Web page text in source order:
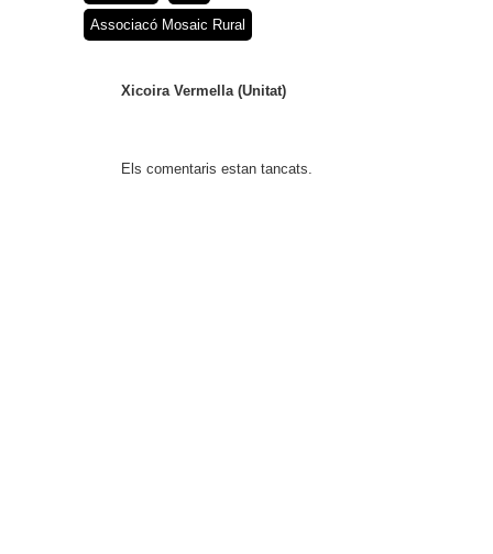
Associacó Mosaic Rural
Xicoira Vermella (Unitat)
Els comentaris estan tancats.